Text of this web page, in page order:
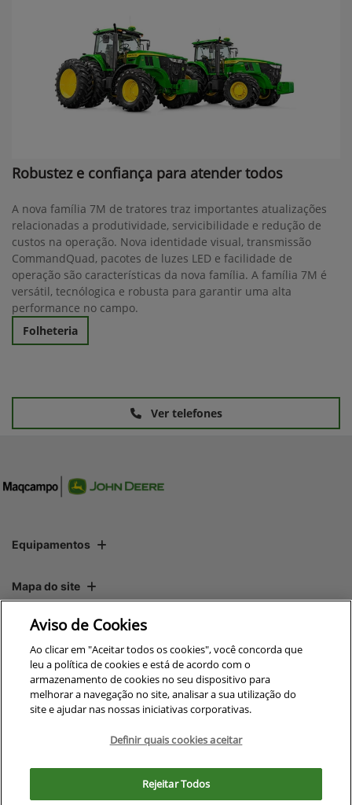
Robustez e confiança para atender todos
A nova família 7M de tratores traz importantes atualizações
relacionadas a produtividade, servicibilidade e redução de
custos na operação. Nova identidade visual, transmissão
CommandQuad, pacotes de luzes LED e facilidade de
operação são características da nova família. A família 7M é
versátil, tecnólogica e robusta para garantir uma alta
performance no campo.
Folheteria
Ver telefones
Equipamentos
Mapa do site
Política de privacidade
CNPJ: 00.970.771/0010-00
No trânsito, enxergar o outro
salva vidas.
. Ao seguir com a navegação e visita você
Aviso de Cookies
Ao clicar em "Aceitar todos os cookies", você concorda que
leu a política de cookies e está de acordo com o
armazenamento de cookies no seu dispositivo para
melhorar a navegação no site, analisar a sua utilização do
site e ajudar nas nossas iniciativas corporativas.
Definir quais cookies aceitar
Rejeitar Todos